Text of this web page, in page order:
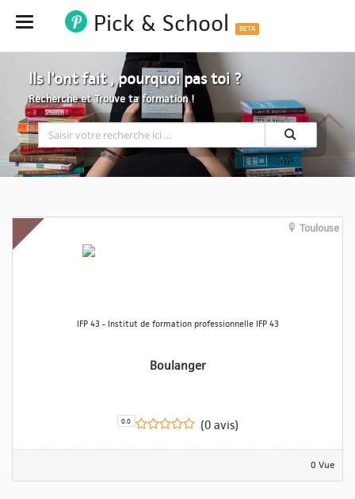
Hide Pick & School BETA
Ils l'ont fait , pourquoi pas toi ?
Recherche et Trouve ta formation !
Toulouse
IFP 43 - Institut de formation professionnelle IFP 43
Boulanger
0.0 (0 avis)
0 Vue